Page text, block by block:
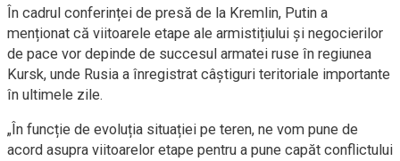
În cadrul conferinței de presă de la Kremlin, Putin a
menționat că viitoarele etape ale armistițiului și negocierilor
de pace vor depinde de succesul armatei ruse în regiunea
Kursk, unde Rusia a înregistrat câștiguri teritoriale importante
în ultimele zile.
„În funcție de evoluția situației pe teren, ne vom pune de
acord asupra viitoarelor etape pentru a pune capăt conflictului